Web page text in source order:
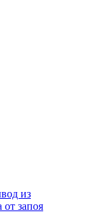
из
запоя